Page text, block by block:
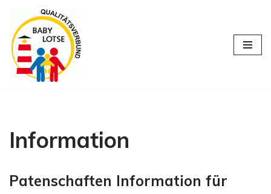
Zum
Inhalt
springen
Information
Patenschaften Information für